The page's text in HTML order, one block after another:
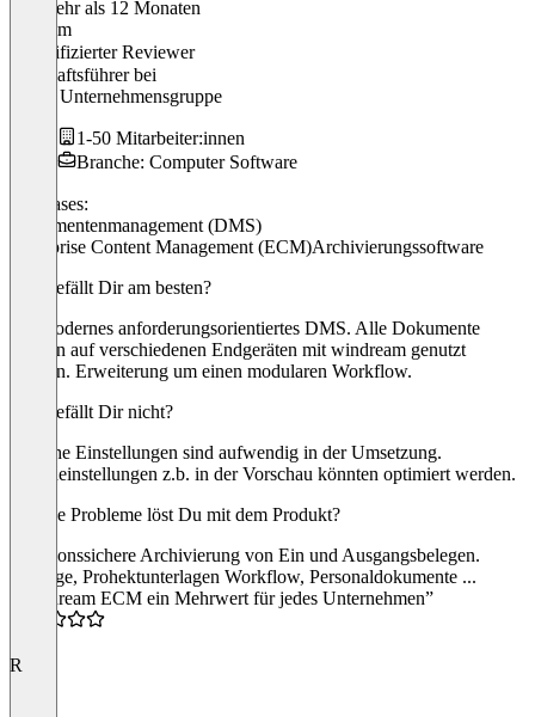
Vor mehr als 12 Monaten
Joachim
Verifizierter Reviewer
Geschaftsführerbei
offino Unternehmensgruppe
1-50 Mitarbeiter:innen
Branche: Computer Software
Use cases:
Dokumentenmanagement (DMS)
Enterprise Content Management (ECM)Archivierungssoftware
Was gefällt Dir am besten?
Ein modernes anforderungsorientiertes DMS. Alle Dokumente
können auf verschiedenen Endgeräten mit windream genutzt
werden. Erweiterung um einen modularen Workflow.
Was gefällt Dir nicht?
Manche Einstellungen sind aufwendig in der Umsetzung.
Grundeinstellungen z.b. in der Vorschau könnten optimiert werden.
Welche Probleme löst Du mit dem Produkt?
Revisionssichere Archivierung von Ein und Ausgangsbelegen.
Verträge, Prohektunterlagen Workflow, Personaldokumente ...
“Windream ECM ein Mehrwert für jedes Unternehmen”
R